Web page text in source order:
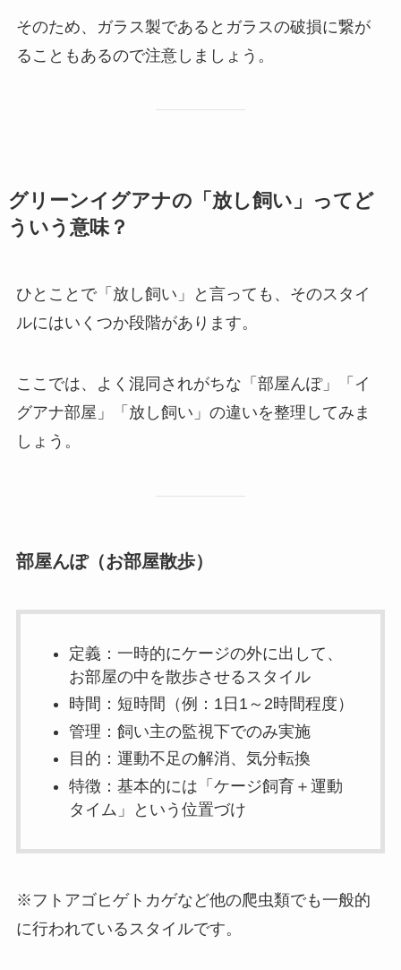
そのため、ガラス製であるとガラスの破損に繋が
ることもあるので注意しましょう。
グリーンイグアナの「放し飼い」ってど
ういう意味？
ひとことで「放し飼い」と言っても、そのスタイ
ルにはいくつか段階があります。
ここでは、よく混同されがちな「部屋んぽ」「イ
グアナ部屋」「放し飼い」の違いを整理してみま
しょう。
部屋んぽ（お部屋散歩）
定義：一時的にケージの外に出して、
お部屋の中を散歩させるスタイル
時間：短時間（例：1日1～2時間程度）
管理：飼い主の監視下でのみ実施
目的：運動不足の解消、気分転換
特徴：基本的には「ケージ飼育＋運動
タイム」という位置づけ
※フトアゴヒゲトカゲなど他の爬虫類でも一般的
に行われているスタイルです。